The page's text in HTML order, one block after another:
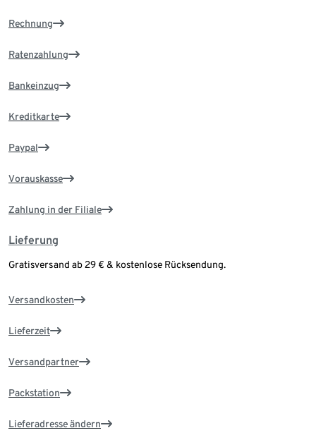
Rechnung
Ratenzahlung
Bankeinzug
Kreditkarte
Paypal
Vorauskasse
Zahlung in der Filiale
Lieferung
Gratisversand ab 29 € & kostenlose Rücksendung.
Versandkosten
Lieferzeit
Versandpartner
Packstation
Lieferadresse ändern